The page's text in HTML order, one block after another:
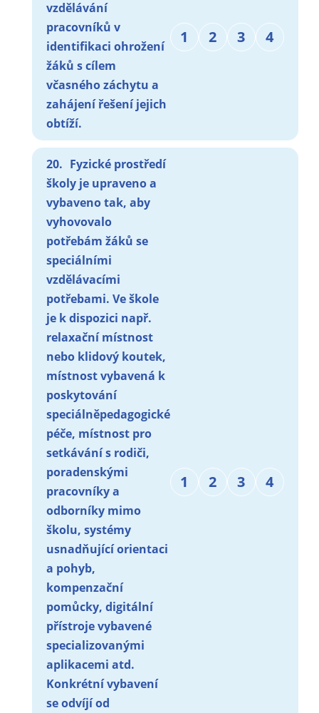
vzdělávání
pracovníků v
identifikaci ohrožení
žáků s cílem
včasného záchytu a
zahájení řešení jejich
obtíží.
1 2 3 4
20. Fyzické prostředí
školy je upraveno a
vybaveno tak, aby
vyhovovalo
potřebám žáků se
speciálními
vzdělávacími
potřebami. Ve škole
je k dispozici např.
relaxační místnost
nebo klidový koutek,
místnost vybavená k
poskytování
speciálněpedagogické
péče, místnost pro
setkávání s rodiči,
poradenskými
pracovníky a
odborníky mimo
školu, systémy
usnadňující orientaci
a pohyb,
kompenzační
pomůcky, digitální
přístroje vybavené
specializovanými
aplikacemi atd.
Konkrétní vybavení
se odvíjí od
1 2 3 4